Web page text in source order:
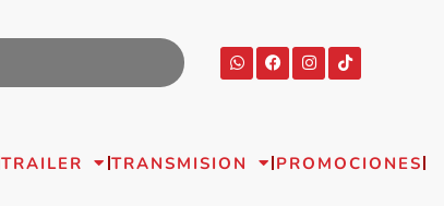
TRAILER TRANSMISION
PROMOCIONES